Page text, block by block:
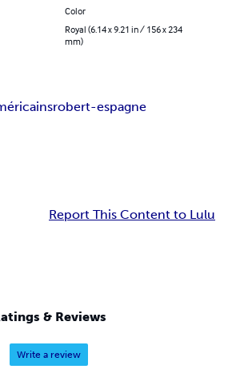
Color
Royal (6.14 x 9.21 in / 156 x 234
mm)
robert-espagne
Report This Content to Lulu
& Reviews
Write a review